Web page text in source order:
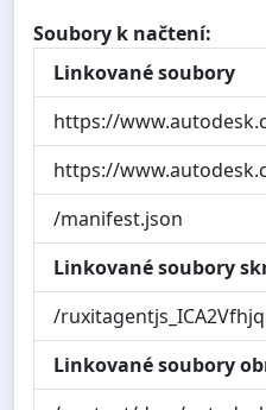
Soubory k načtení:
Linkované soubory
https://
https://
/manifest.json
Linkované soubory
/
Linkované soubory